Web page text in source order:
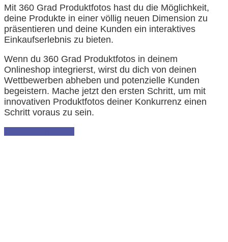
Mit 360 Grad Produktfotos hast du die Möglichkeit,
deine Produkte in einer völlig neuen Dimension zu
präsentieren und deine Kunden ein interaktives
Einkaufserlebnis zu bieten.
Wenn du 360 Grad Produktfotos in deinem
Onlineshop integrierst, wirst du dich von deinen
Wettbewerben abheben und potenzielle Kunden
begeistern. Mache jetzt den ersten Schritt, um mit
innovativen Produktfotos deiner Konkurrenz einen
Schritt voraus zu sein.